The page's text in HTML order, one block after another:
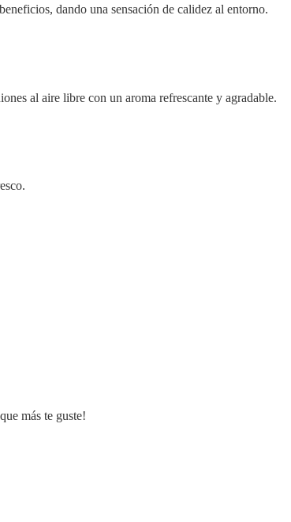
dando una sensación de calidez al entorno.
al aire libre con un aroma refrescante y agradable.
más te guste!